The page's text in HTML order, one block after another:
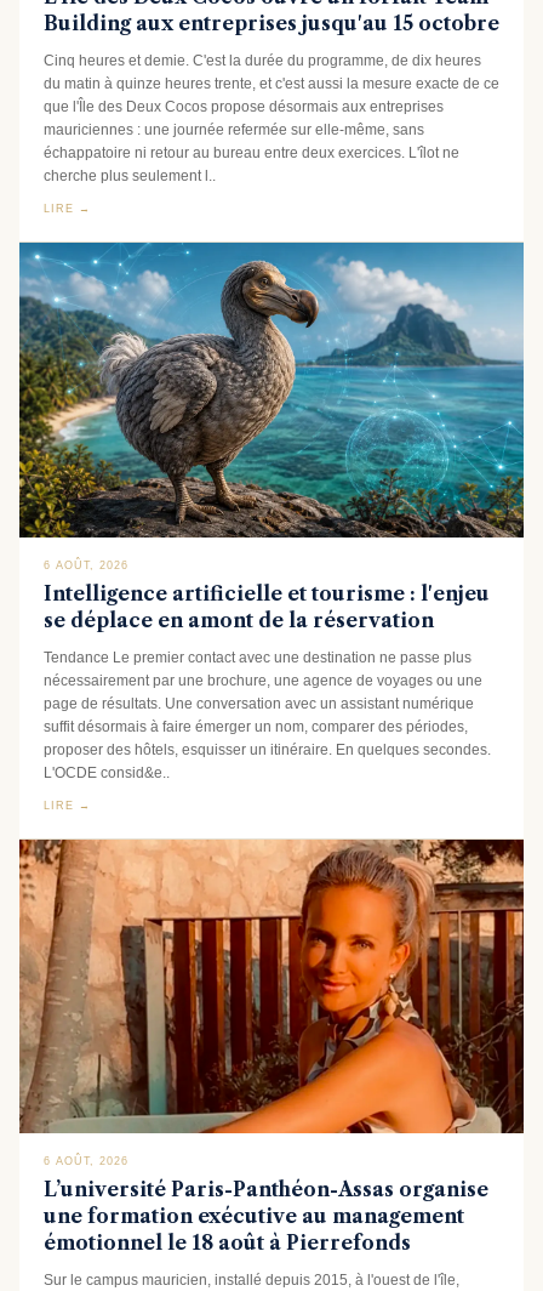
Building aux entreprises jusqu'au 15 octobre
Cinq heures et demie. C'est la durée du programme, de dix heures
du matin à quinze heures trente, et c'est aussi la mesure exacte de ce
que l'Île des Deux Cocos propose désormais aux entreprises
mauriciennes : une journée refermée sur elle-même, sans
échappatoire ni retour au bureau entre deux exercices. L'îlot ne
cherche plus seulement l..
LIRE →
6 AOÛT, 2026
Intelligence artificielle et tourisme : l'enjeu
se déplace en amont de la réservation
Tendance Le premier contact avec une destination ne passe plus
nécessairement par une brochure, une agence de voyages ou une
page de résultats. Une conversation avec un assistant numérique
suffit désormais à faire émerger un nom, comparer des périodes,
proposer des hôtels, esquisser un itinéraire. En quelques secondes.
L'OCDE consid&e..
LIRE →
6 AOÛT, 2026
L’université Paris-Panthéon-Assas organise
une formation exécutive au management
émotionnel le 18 août à Pierrefonds
Sur le campus mauricien, installé depuis 2015, à l'ouest de l'île,